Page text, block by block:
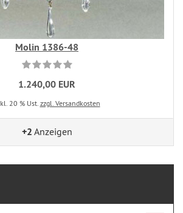
Molin 1386-48
1.240,00 EUR
20 % Ust. zzgl. Versandkosten
+2 Anzeigen